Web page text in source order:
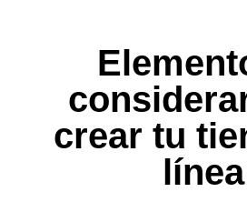
crear tu
línea